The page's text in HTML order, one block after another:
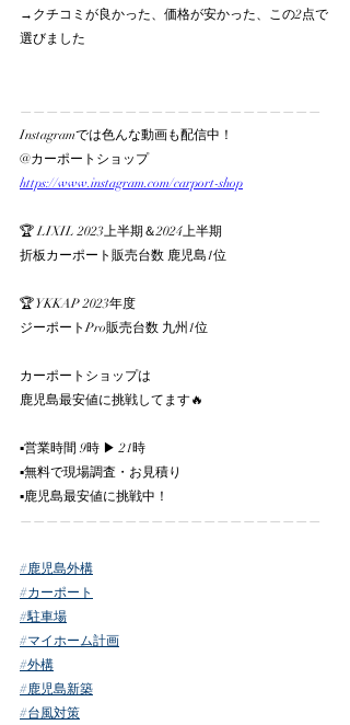
→クチコミが良かった、価格が安かった、この2点で
選びました
———————————————————————
Instagramでは色んな動画も配信中！
@カーポートショップ
https://www.instagram.com/carport-shop
🏆 LIXIL 2023上半期＆2024上半期
折板カーポート販売台数 鹿児島1位
🏆 YKKAP 2023年度
ジーポートPro販売台数 九州1位
カーポートショップは
鹿児島最安値に挑戦してます🔥
▪️営業時間 9時 ▶︎ 21時
▪️無料で現場調査・お見積り
▪️鹿児島最安値に挑戦中！
———————————————————————
#鹿児島外構
#カーポート
#駐車場
#マイホーム計画
#外構
#鹿児島新築
#台風対策